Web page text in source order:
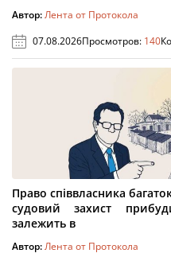
Автор:Лента от Протокола
07.08.2026Просмотров: 140
Право співвласника
судовий захист
залежить в
Автор:Лента от Протокола